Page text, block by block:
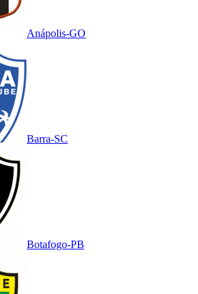
Anápolis-GO
Barra-SC
Botafogo-PB